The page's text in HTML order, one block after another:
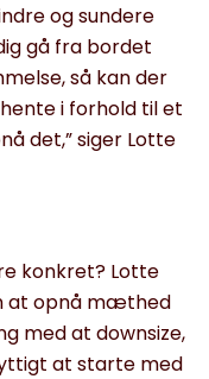
og sundere
gå fra bordet
så kan der
i forhold til et
det,” siger Lotte
konkret? Lotte
at opnå mæthed
med at downsize,
at starte med